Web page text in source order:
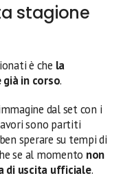
stagione
è che la
in corso.
dal set con i
sono partiti
sperare su tempi di
se al momento non
di uscita ufficiale.